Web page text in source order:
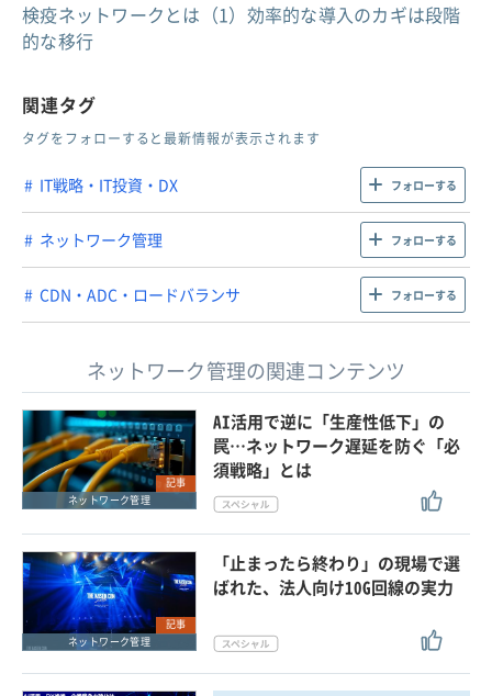
検疫ネットワークとは（1）効率的な導入のカギは段階
的な移行
関連タグ
タグをフォローすると最新情報が表示されます
IT戦略・IT投資・DX フォローする
ネットワーク管理 フォローする
CDN・ADC・ロードバランサ フォローする
ネットワーク管理の関連コンテンツ
記事
ネットワーク管理
AI活用で逆に「生産性低下」の
罠…ネットワーク遅延を防ぐ「必
須戦略」とは
記事
ネットワーク管理
「止まったら終わり」の現場で選
ばれた、法人向け10G回線の実力